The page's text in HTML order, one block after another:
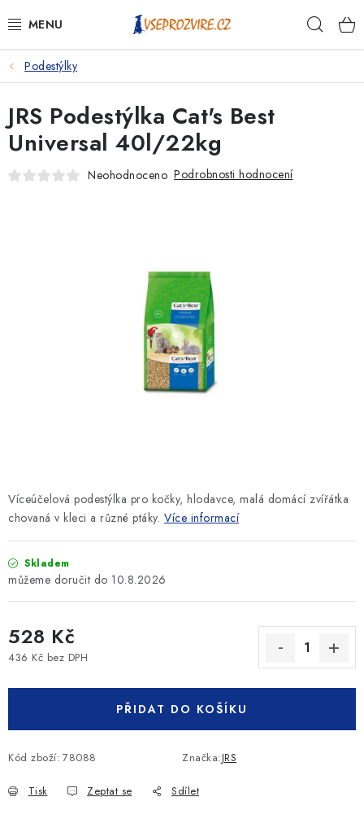
na
PSI
KOČKY
KONĚ
KRÁLÍCI/HLODAVCI/PTÁCI
Podestýlky
Víceúčelová podestýlka pro kočky, hlodavce, malá domácí zvířátka
chovaná v kleci a různé ptáky. Více informací
Skladem
10.8.2026
528 Kč
436 Kč bez DPH
PŘIDAT DO KOŠÍKU
Kód zboží: 78088 Značka:JRS
Tisk Zeptat se Sdílet
JRS Podestýlka Cat's Best
Universal 40l/22kg
Neohodnoceno Podrobnosti hodnocení